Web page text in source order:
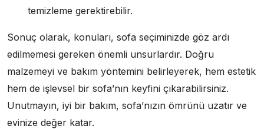
temizleme gerektirebilir.
Sonuç olarak, konuları, sofa seçiminizde göz ardı
edilmemesi gereken önemli unsurlardır. Doğru
malzemeyi ve bakım yöntemini belirleyerek, hem estetik
hem de işlevsel bir sofa’nın keyfini çıkarabilirsiniz.
Unutmayın, iyi bir bakım, sofa’nızın ömrünü uzatır ve
evinize değer katar.